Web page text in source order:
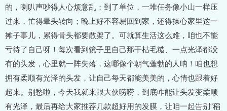
的，喇叭声吵得人心烦意乱；到了单位，一堆任务像小山一样压
过来，忙得晕头转向；晚上好不容易回到家，还得操心家里这一
摊子事儿，累得骨头都要散架了。可就算生活这么难，咱也不能
亏待了自己呀！每次看到镜子里自己那干枯毛糙、一点光泽都没
有的头发，心里就一阵失落，这哪像个朝气蓬勃的人呐！咱也想
拥有柔顺有光泽的头发，让自己每天都能美美的，心情也跟着好
起来。别愁啦，今天我就来跟大伙唠唠，到底咋能让头发变柔顺
有光泽，最后再给大家推荐几款超好用的发膜，让咱一起告别“稻